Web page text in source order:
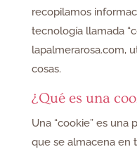
recopilamos
tecnología llamada
lapalmerarosa.com,
cosas.
¿Qué es una
Una “cookie” es
que se almacena en